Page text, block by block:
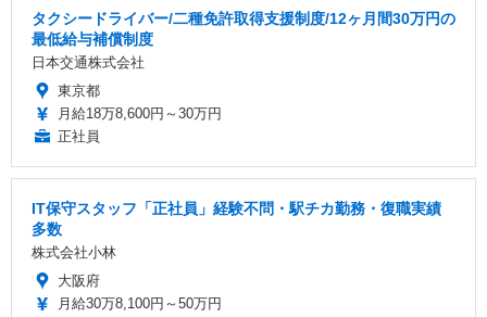
タクシードライバー/二種免許取得支援制度/12ヶ月間30万円の
最低給与補償制度
日本交通株式会社
東京都
月給18万8,600円～30万円
正社員
IT保守スタッフ「正社員」経験不問・駅チカ勤務・復職実績
多数
株式会社小林
大阪府
月給30万8,100円～50万円